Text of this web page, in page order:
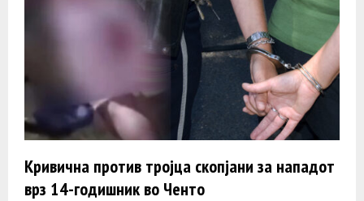
Кривична против тројца скопјани за нападот
врз 14-годишник во Ченто